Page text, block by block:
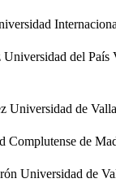
Universidad del País
Universidad de
Complutense de
Universidad de